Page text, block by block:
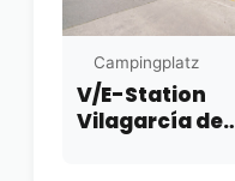
Campingplatz
V/E-Station
Vilagarcía de